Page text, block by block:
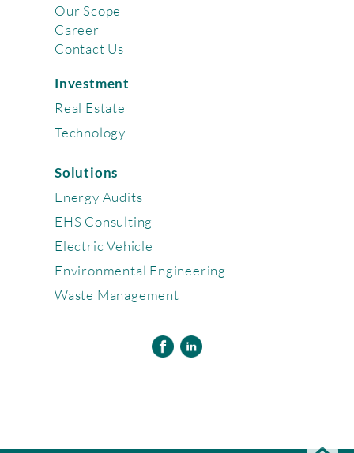
Investment
Real Estate
Technology
Solutions
Energy Audits
EHS Consulting
Electric Vehicle
Environmental Engineering
Waste Management
Our Scope
Career
Contact Us